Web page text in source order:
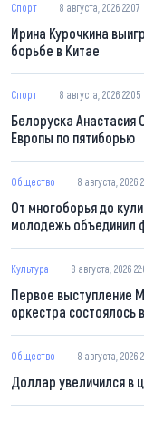
Спорт 8 августа, 2026 22:07
Ирина Курочкина
борьбе в Китае
Спорт 8 августа, 2026 22:05
Белоруска Анастасия
Европы по пятиборью
Общество 8 августа, 2026
От многоборья до
молодежь объединил
Культура 8 августа, 2026
Первое выступление
оркестра состоялось
Общество 8 августа, 2026
Доллар увеличился в